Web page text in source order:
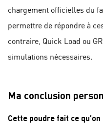
chargement officielles du
permettre de répondre à
contraire, Quick Load ou
simulations nécessaires.
Ma conclusion
Cette poudre fait ce